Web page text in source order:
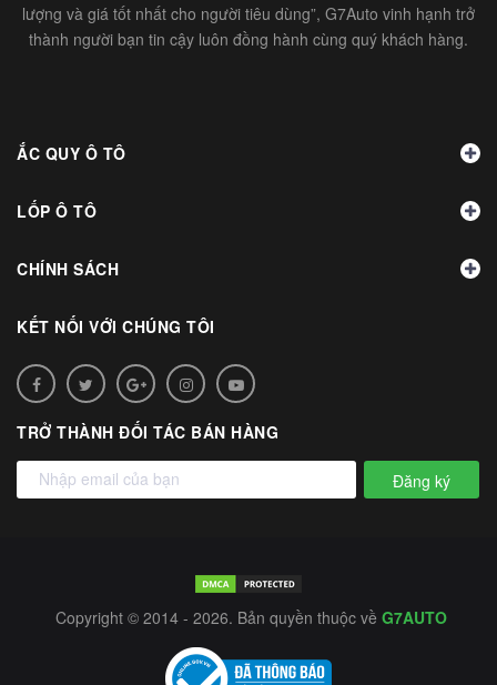
lượng và giá tốt nhất cho người tiêu dùng”, G7Auto vinh hạnh trở
thành người bạn tin cậy luôn đồng hành cùng quý khách hàng.
ẮC QUY Ô TÔ
LỐP Ô TÔ
CHÍNH SÁCH
KẾT NỐI VỚI CHÚNG TÔI
TRỞ THÀNH ĐỐI TÁC BÁN HÀNG
Đăng ký
Copyright © 2014 - 2026. Bản quyền thuộc về G7AUTO